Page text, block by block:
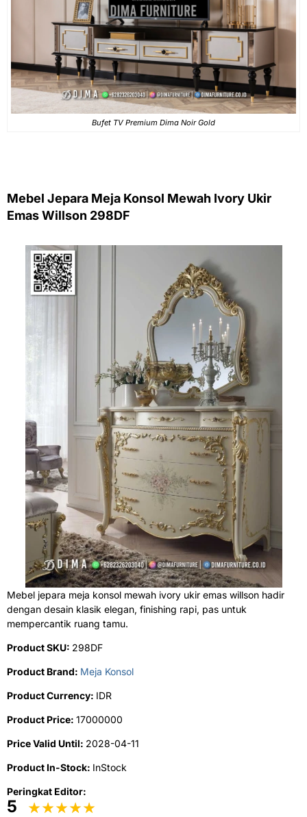
Bufet TV Premium Dima Noir Gold
Mebel Jepara Meja Konsol Mewah Ivory Ukir
Emas Willson 298DF
Mebel jepara meja konsol mewah ivory ukir emas willson hadir
dengan desain klasik elegan, finishing rapi, pas untuk
mempercantik ruang tamu.
Product SKU: 298DF
Product Brand: Meja Konsol
Product Currency: IDR
Product Price: 17000000
Price Valid Until: 2028-04-11
Product In-Stock: InStock
Peringkat Editor:
5